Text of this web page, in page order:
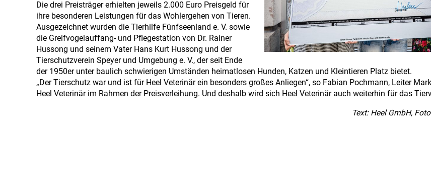
Die drei Preisträger erhielten jeweils 2.000 Euro Preisgeld für
ihre besonderen Leistungen für das Wohlergehen von Tieren.
Ausgezeichnet wurden die Tierhilfe Fünfseenland e. V. sowie
die Greifvogelauffang- und Pflegestation von Dr. Rainer
Hussong und seinem Vater Hans Kurt Hussong und der
Tierschutzverein Speyer und Umgebung e. V., der seit Ende
der 1950er unter baulich schwierigen Umständen heimatlosen Hunden, Katzen und Kleintieren Platz bietet.
„Der Tierschutz war und ist für Heel Veterinär ein besonders großes Anliegen“, so Fabian Pochmann, Leiter
Heel Veterinär im Rahmen der Preisverleihung. Und deshalb wird sich Heel Veterinär auch weiterhin für das
Text: Heel GmbH,